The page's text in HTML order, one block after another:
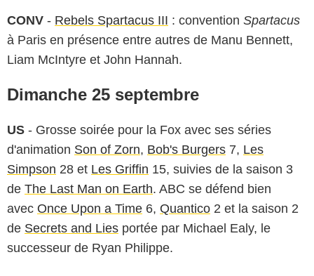
CONV - Rebels Spartacus III : convention Spartacus
à Paris en présence entre autres de Manu Bennett,
Liam McIntyre et John Hannah.
Dimanche 25 septembre
US - Grosse soirée pour la Fox avec ses séries
d'animation Son of Zorn, Bob's Burgers 7, Les
Simpson 28 et Les Griffin 15, suivies de la saison 3
de The Last Man on Earth. ABC se défend bien
avec Once Upon a Time 6, Quantico 2 et la saison 2
de Secrets and Lies portée par Michael Ealy, le
successeur de Ryan Philippe.